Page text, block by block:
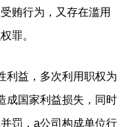
贿行为，又存在滥用
罪。
益，多次利用职权为
成国家利益损失，同时
罚，a公司构成单位行